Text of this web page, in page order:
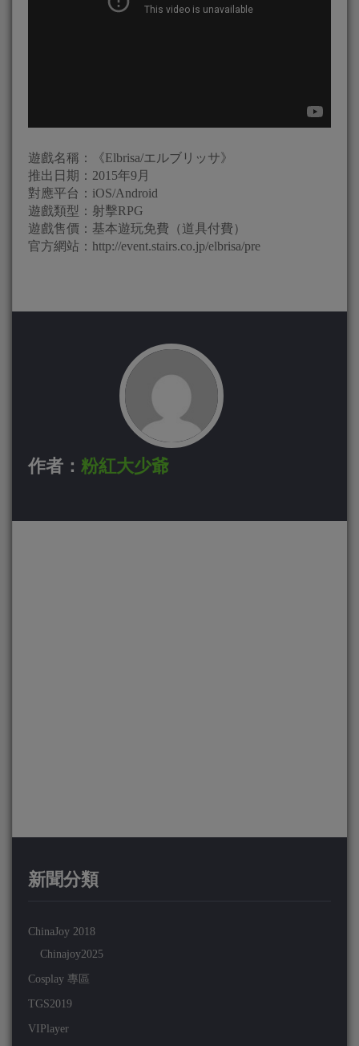
遊戲名稱：《Elbrisa/エルブリッサ》
推出日期：2015年9月
對應平台：iOS/Android
遊戲類型：射擊RPG
遊戲售價：基本遊玩免費（道具付費）
官方網站：http://event.stairs.co.jp/elbrisa/pre
作者： 粉紅大少爺
新聞分類
ChinaJoy 2018
Chinajoy2025
Cosplay 專區
TGS2019
VIPlayer